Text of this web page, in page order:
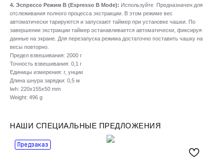
4. Эспрессо Режим B (Espresso B Mode): Используйте Предназначен для
отслеживания полного процесса экстракции. В этом режиме вес
автоматически тарируются и запускают таймер при установке чашки. По
завершении экстракции таймер останавливается автоматически, фиксируя
данные на экране. Для перезапуска режима достаточно поставить чашку на
весы повторно.
Предел взвешивания: 2000 г
Точность взвешивания: 0,1 г
Единицы измерения: г, унции
Длина шнура зарядки: 0,5 м
lwh: 220x155x50 mm
Weight: 496 g
НАШИ СПЕЦИАЛЬНЫЕ ПРЕДЛОЖЕНИЯ
Предзаказ